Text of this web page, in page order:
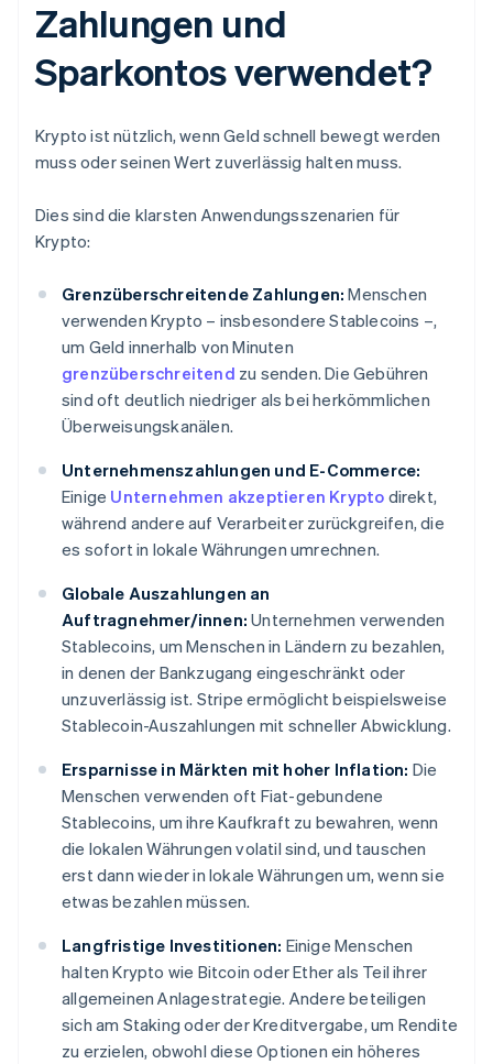
Zahlungen und
Sparkontos verwendet?
Krypto ist nützlich, wenn Geld schnell bewegt werden
muss oder seinen Wert zuverlässig halten muss.
Dies sind die klarsten Anwendungsszenarien für
Krypto:
Grenzüberschreitende Zahlungen: Menschen
verwenden Krypto – insbesondere Stablecoins –,
um Geld innerhalb von Minuten
grenzüberschreitend zu senden. Die Gebühren
sind oft deutlich niedriger als bei herkömmlichen
Überweisungskanälen.
Unternehmenszahlungen und E-Commerce:
Einige Unternehmen akzeptieren Krypto direkt,
während andere auf Verarbeiter zurückgreifen, die
es sofort in lokale Währungen umrechnen.
Globale Auszahlungen an
Auftragnehmer/innen: Unternehmen verwenden
Stablecoins, um Menschen in Ländern zu bezahlen,
in denen der Bankzugang eingeschränkt oder
unzuverlässig ist. Stripe ermöglicht beispielsweise
Stablecoin-Auszahlungen mit schneller Abwicklung.
Ersparnisse in Märkten mit hoher Inflation: Die
Menschen verwenden oft Fiat-gebundene
Stablecoins, um ihre Kaufkraft zu bewahren, wenn
die lokalen Währungen volatil sind, und tauschen
erst dann wieder in lokale Währungen um, wenn sie
etwas bezahlen müssen.
Langfristige Investitionen: Einige Menschen
halten Krypto wie Bitcoin oder Ether als Teil ihrer
allgemeinen Anlagestrategie. Andere beteiligen
sich am Staking oder der Kreditvergabe, um Rendite
zu erzielen, obwohl diese Optionen ein höheres